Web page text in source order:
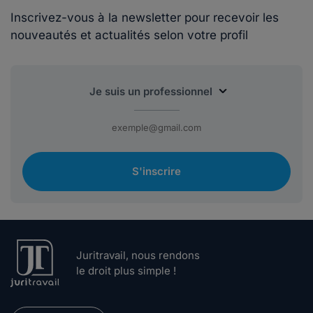
Inscrivez-vous à la newsletter pour recevoir les
nouveautés et actualités selon votre profil
S'inscrire
Juritravail, nous rendons
le droit plus simple !